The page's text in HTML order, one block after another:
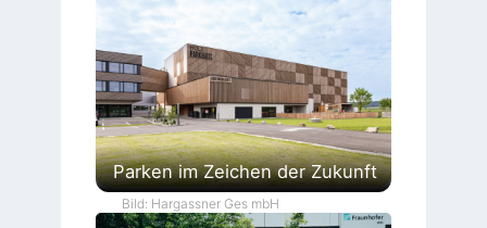
Parken im Zeichen der Zukunft
Bild: Hargassner Ges mbH